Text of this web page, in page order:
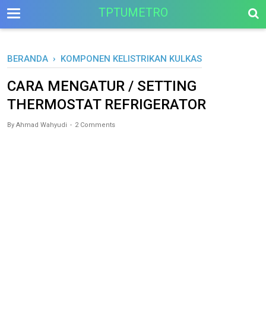
--> TPTUMETRO
BERANDA › KOMPONEN KELISTRIKAN KULKAS
CARA MENGATUR / SETTING
THERMOSTAT REFRIGERATOR
By Ahmad Wahyudi 2 Comments